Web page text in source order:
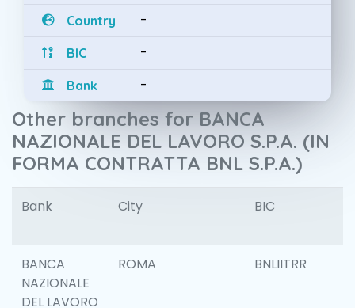
Country -
BIC -
Bank -
Other branches for BANCA
NAZIONALE DEL LAVORO S.P.A. (IN
FORMA CONTRATTA BNL S.P.A.)
Bank City BIC
BANCA
NAZIONALE
DEL LAVORO
ROMA BNLIITRR